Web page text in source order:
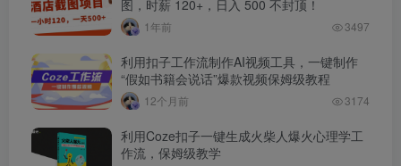
图，时薪 120+，日入 500 不封顶！
1年前 3497
利用扣子工作流制作AI视频工具，一键制作
“假如书籍会说话”爆款视频保姆级教程
12个月前 3174
利用Coze扣子一键生成火柴人爆火心理学工
作流，保姆级教学